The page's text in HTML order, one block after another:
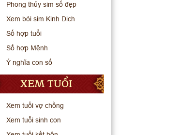
Phong thủy sim số đẹp
Xem bói sim Kinh Dịch
Số hợp tuổi
Số hợp Mệnh
Ý nghĩa con số
XEM TUỔI
Xem tuổi vợ chồng
Xem tuổi sinh con